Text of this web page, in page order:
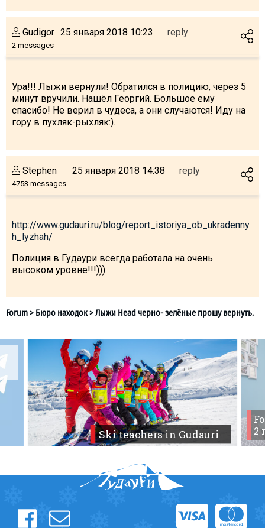
Gudigor
2 messages
25 января 2018 10:23 reply
Ура!!! Лыжи вернули! Обратился в полицию, через 5
минут вручили. Нашёл Георгий. Большое ему
спасибо! Не верил в чудеса, а они случаются! Иду на
гору в пухляк-рыхляк:).
Stephen
4753 messages
25 января 2018 14:38 reply
http://www.gudauri.ru/blog/report_istoriya_ob_ukradenny
h_lyzhah/
Полиция в Гудаури всегда работала на очень
высоком уровне!!!)))
Ski teachers in Gudauri
2
Apartments
Cottages
Hotels
Long term rent
Kazbegi
Other
About Georgia
Visas
What to drink?
Mobile phones
Travel reports
Safety